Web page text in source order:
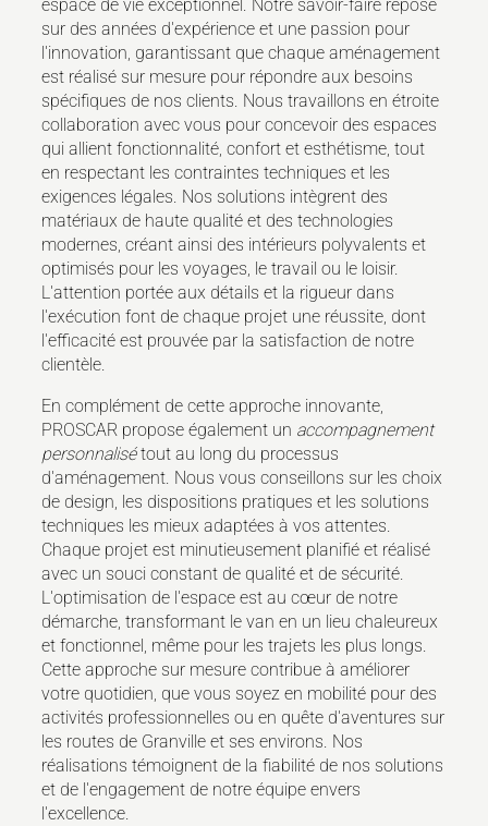
espace de vie exceptionnel. Notre savoir-faire repose
sur des années d'expérience et une passion pour
l'innovation, garantissant que chaque aménagement
est réalisé sur mesure pour répondre aux besoins
spécifiques de nos clients. Nous travaillons en étroite
collaboration avec vous pour concevoir des espaces
qui allient fonctionnalité, confort et esthétisme, tout
en respectant les contraintes techniques et les
exigences légales. Nos solutions intègrent des
matériaux de haute qualité et des technologies
modernes, créant ainsi des intérieurs polyvalents et
optimisés pour les voyages, le travail ou le loisir.
L'attention portée aux détails et la rigueur dans
l'exécution font de chaque projet une réussite, dont
l'efficacité est prouvée par la satisfaction de notre
clientèle.
En complément de cette approche innovante,
PROSCAR propose également un accompagnement
personnalisétout au long du processus
d'aménagement. Nous vous conseillons sur les choix
de design, les dispositions pratiques et les solutions
techniques les mieux adaptées à vos attentes.
Chaque projet est minutieusement planifié et réalisé
avec un souci constant de qualité et de sécurité.
L'optimisation de l'espace est au cœur de notre
démarche, transformant le van en un lieu chaleureux
et fonctionnel, même pour les trajets les plus longs.
Cette approche sur mesure contribue à améliorer
votre quotidien, que vous soyez en mobilité pour des
activités professionnelles ou en quête d'aventures sur
les routes de Granville et ses environs. Nos
réalisations témoignent de la fiabilité de nos solutions
et de l'engagement de notre équipe envers
l'excellence.